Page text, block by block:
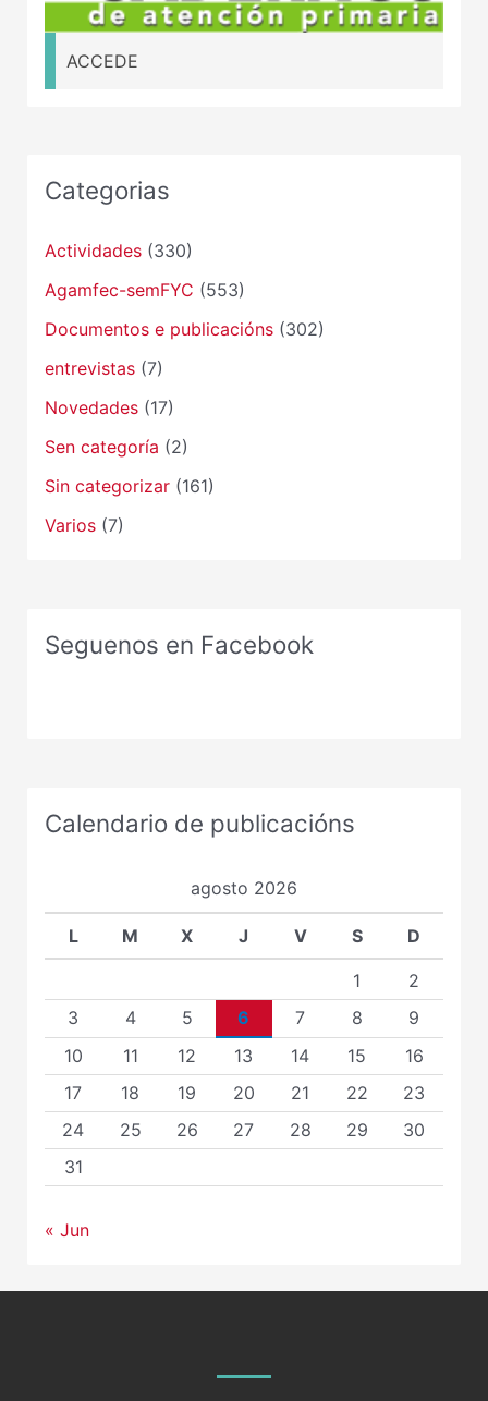
ACCEDE
Categorias
Actividades(330)
Agamfec-semFYC (553)
Documentos e publicacións(302)
entrevistas(7)
Novedades(17)
Sen categoría (2)
Sin categorizar(161)
Varios(7)
Seguenos en Facebook
Calendario de publicacións
agosto 2026
L M X J V S D
1
2
3
4 5 6 7 8
9
10
11 12 13 14 15
16
17
18 19 20 21 22
23
24
25 26 27 28 29
30
31
« Jun